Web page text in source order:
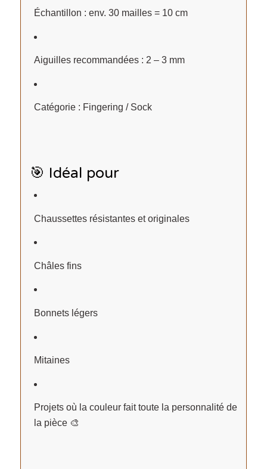
Échantillon : env. 30 mailles = 10 cm
Aiguilles recommandées : 2 – 3 mm
Catégorie : Fingering / Sock
🎯 Idéal pour
Chaussettes résistantes et originales
Châles fins
Bonnets légers
Mitaines
Projets où la couleur fait toute la personnalité de
la pièce 🎨